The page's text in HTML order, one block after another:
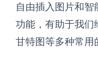
自由插入图片和
功能，有助于我们
甘特图等多种常用